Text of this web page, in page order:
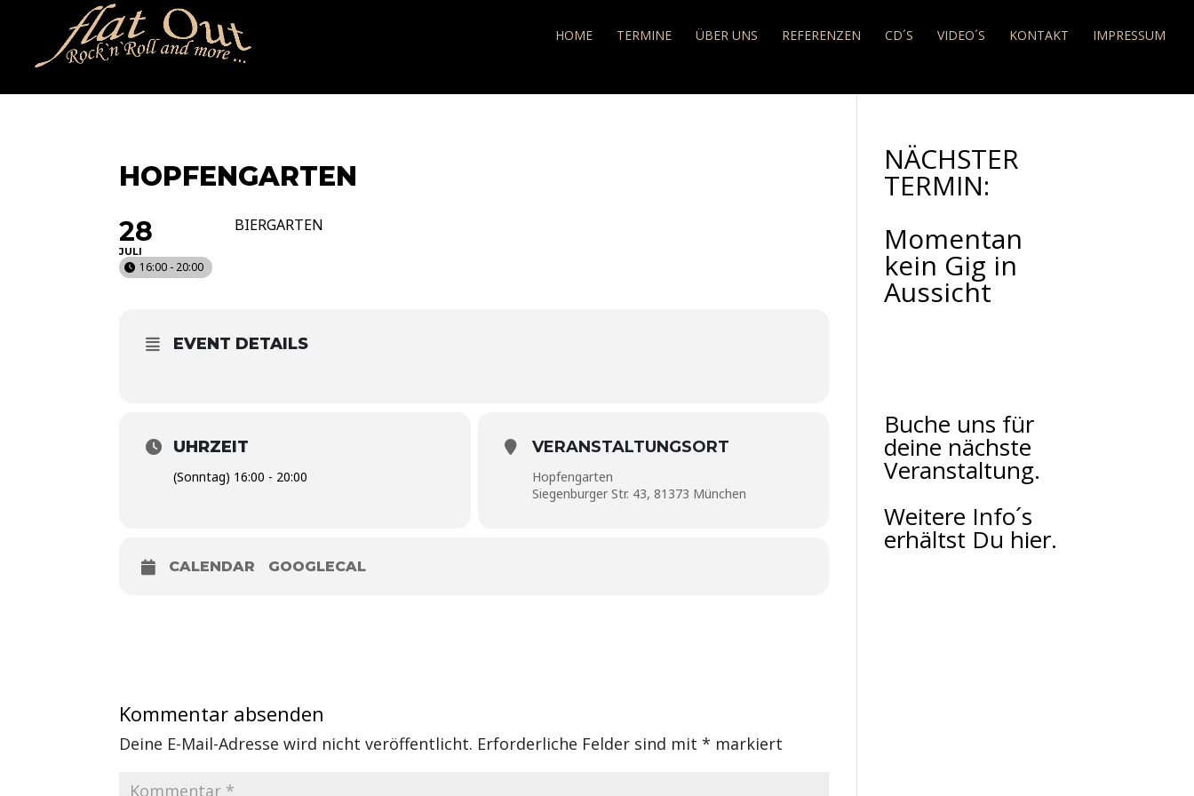
naechstertermin ueberuns
HOME TERMINE ÜBER UNS REFERENZEN CD´S VIDEO´S KONTAKT IMPRESSUM
HOPFENGARTEN
28
JULI
16:00 - 20:00
BIERGARTEN
EVENT DETAILS
UHRZEIT
(Sonntag) 16:00 - 20:00
VERANSTALTUNGSORT
Hopfengarten
Siegenburger Str. 43, 81373 München
CALENDAR GOOGLECAL
Kommentar absenden
Deine E-Mail-Adresse wird nicht veröffentlicht. Erforderliche Felder sind mit* markiert
NÄCHSTER
TERMIN:
Momentan
kein Gig in
Aussicht
Buche uns für
deine nächste
Veranstaltung.
Weitere Info´s
erhältst Du hier.